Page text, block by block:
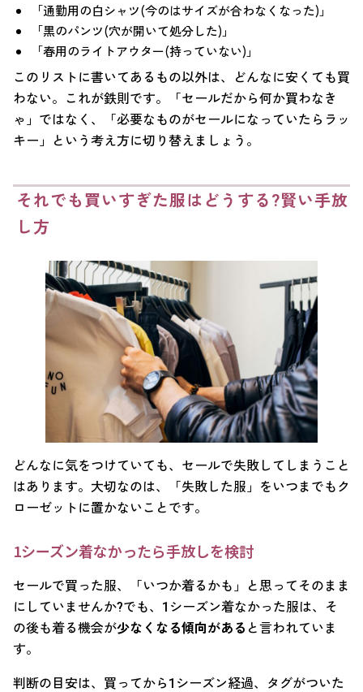
「通勤用の白シャツ(今のはサイズが合わなくなった)」
「黒のパンツ(穴が開いて処分した)」
「春用のライトアウター(持っていない)」
このリストに書いてあるもの以外は、どんなに安くても買
わない。これが鉄則です。「セールだから何か買わなき
ゃ」ではなく、「必要なものがセールになっていたらラッ
キー」という考え方に切り替えましょう。
それでも買いすぎた服はどうする?賢い手放
し方
どんなに気をつけていても、セールで失敗してしまうこと
はあります。大切なのは、「失敗した服」をいつまでもク
ローゼットに置かないことです。
1シーズン着なかったら手放しを検討
セールで買った服、「いつか着るかも」と思ってそのまま
にしていませんか?でも、1シーズン着なかった服は、そ
の後も着る機会が少なくなる傾向がある と言われていま
す。
判断の目安は、買ってから1シーズン経過、タグがついた